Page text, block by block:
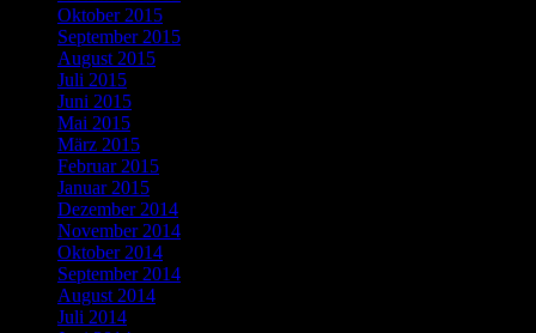
Oktober 2015
September 2015
August 2015
Juli 2015
Juni 2015
Mai 2015
März 2015
Februar 2015
Januar 2015
Dezember 2014
November 2014
Oktober 2014
September 2014
August 2014
Juli 2014